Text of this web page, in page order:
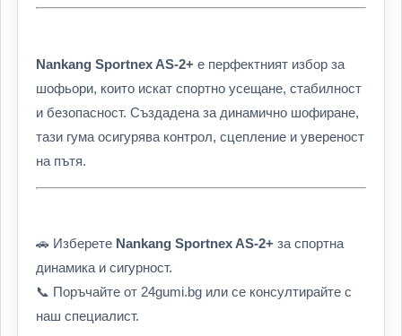
Nankang Sportnex AS-2+ е перфектният избор за
шофьори, които искат спортно усещане, стабилност
и безопасност. Създадена за динамично шофиране,
тази гума осигурява контрол, сцепление и увереност
на пътя.
🚗 Изберете Nankang Sportnex AS-2+ за спортна
динамика и сигурност.
📞 Поръчайте от 24gumi.bg или се консултирайте с
наш специалист.